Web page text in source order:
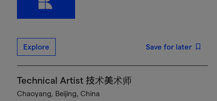
Explore Save for later
Technical Artist 技术美术师
Chaoyang, Beijing, China